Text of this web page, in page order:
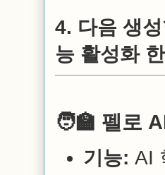
4. 다음 생
능 활성화
🧑‍🏫 펠로
기능: AI